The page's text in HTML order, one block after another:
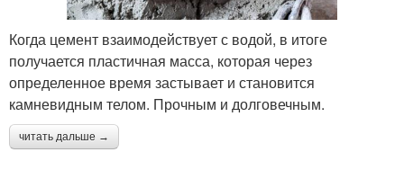
Когда цемент взаимодействует с водой, в итоге
получается пластичная масса, которая через
определенное время застывает и становится
камневидным телом. Прочным и долговечным.
читать дальше →